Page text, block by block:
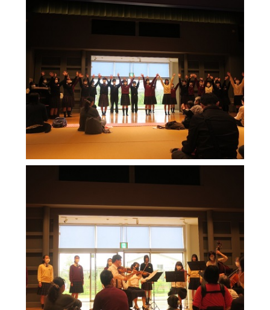
各種書類ダウンロード
新着情報
明訓の学び（カリキュラムポリシー）
施設紹介
よくある質問
教員募集
明訓同窓会
動画ライブラリー
MEIKUNサポート（ご支援のお願い）
明訓チャンネル
制服（高校）
各種書類ダウンロード
卒業生調査書交付手順
各種証明書交付手順
学校案内
明訓の学び（カリキュラムポリシー）
施設紹介
今月の予定
よくある質問
教員募集